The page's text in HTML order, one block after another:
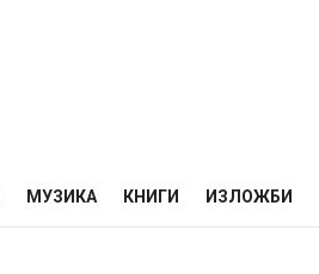
МУЗИКА КНИГИ ИЗЛОЖБИ